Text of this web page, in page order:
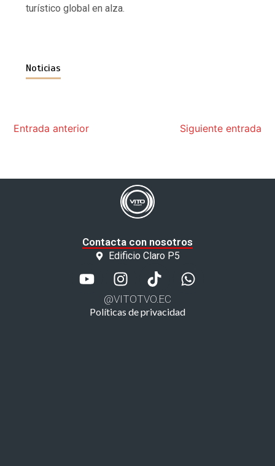
turístico global en alza.
Noticias
Entrada anterior Siguiente entrada
Contacta con nosotros
Edificio Claro P5
@VITOTVO.EC
Políticas de privacidad